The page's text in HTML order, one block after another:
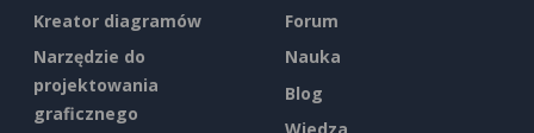
Kreator diagramów
Narzędzie do
projektowania
graficznego
Forum
Nauka
Blog